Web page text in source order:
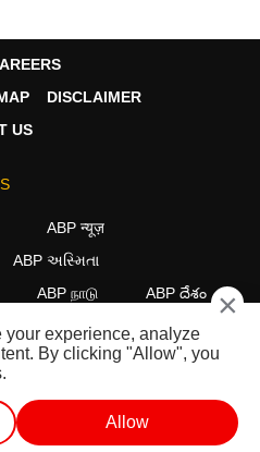
DISCLAIMER
US
ABP न्यूज़
ABP અસ્મિતા
ABP நாடு ABP దేశం
Code of Ethics. Copyright@2026.
×
experience, analyze
By clicking "Allow", you
Allow